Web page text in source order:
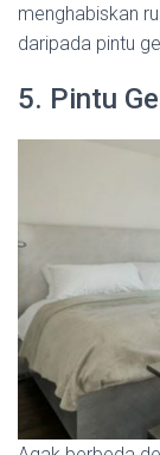
menghabiskan
daripada pintu
5. Pintu